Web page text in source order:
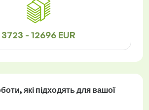
3723 - 12696 EUR
, які підходять для вашої